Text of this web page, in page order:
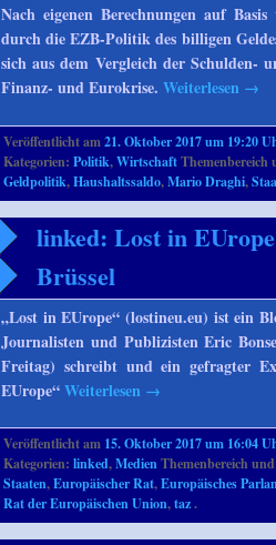
Nach eigenen Berechnungen auf
durch die EZB-Politik des billigen
sich aus dem Vergleich der Schulden-
Finanz- und Eurokrise.Weiterlesen →
Veröffentlicht am21. Oktober 2017 um 19:20
Kategorien:Politik,Wirtschaft
Geldpolitik,Haushaltssaldo,Mario Draghi,
linked: Lost in
Brüssel
„Lost in EUrope“ (lostineu.eu) ist ein
Journalisten und Publizisten Eric
Freitag) schreibt und ein gefragter
EUrope“Weiterlesen →
Veröffentlicht am 15. Oktober 2017 um 16:04
Kategorien:linked,MedienThemenbereich
Staaten,Europäischer Rat,Europäisches
Rat der Europäischen Union,taz.